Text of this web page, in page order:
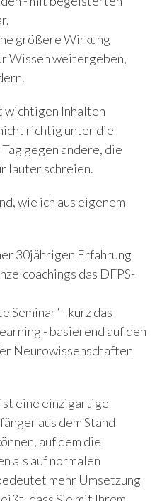
größere Wirkung
Wissen weitergeben,
wichtigen Inhalten
richtig unter die
gegen andere, die
lauter schreien.
wie ich aus eigenem
30jährigen Erfahrung
das DFPS-
Seminar“ - kurz das
- basierend auf den
Neurowissenschaften
eine einzigartige
aus dem Stand
auf dem die
als auf normalen
mehr Umsetzung